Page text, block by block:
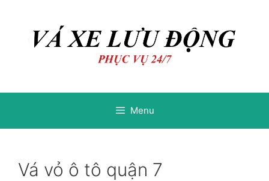
Menu
Vá vỏ ô tô quận 7